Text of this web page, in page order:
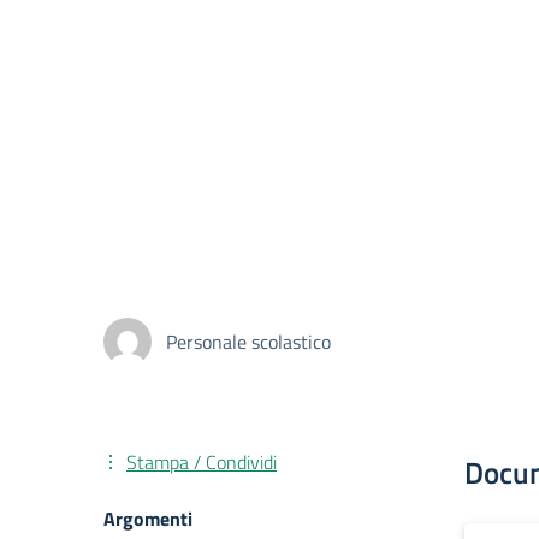
Personale scolastico
Stampa / Condividi
Argomenti